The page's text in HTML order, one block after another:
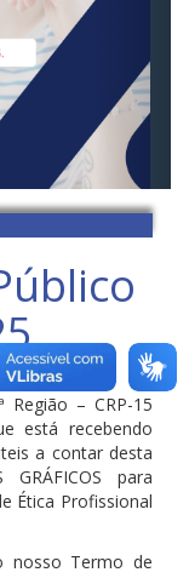
Região – CRP-15
está recebendo
a contar desta
para
Ética Profissional
nosso Termo de